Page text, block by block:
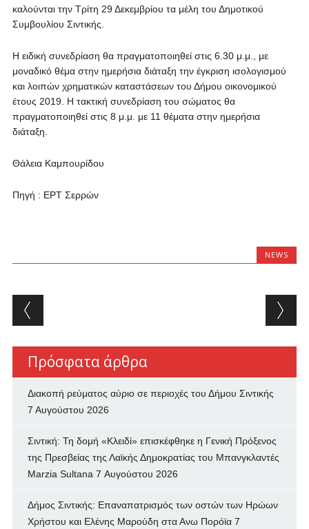
καλούνται την Τρίτη 29 Δεκεμβρίου τα μέλη του Δημοτικού
Συμβουλίου Σιντικής.
Η ειδική συνεδρίαση θα πραγματοποιηθεί στις 6.30 μ.μ., με
μοναδικό θέμα στην ημερήσια διάταξη την έγκριση ισολογισμού
και λοιπών χρηματικών καταστάσεων του Δήμου οικονομικού
έτους 2019. Η τακτική συνεδρίαση του σώματος θα
πραγματοποιηθεί στις 8 μ.μ. με 11 θέματα στην ημερήσια
διάταξη.
Θάλεια Καμπουρίδου
Πηγή : ΕΡΤ Σερρών
NEWS
Post navigation
Πρόσφατα άρθρα
Διακοπή ρεύματος αύριο σε περιοχές του Δήμου Σιντικής
7 Αυγούστου 2026
Σιντική: Τη δομή «Κλειδί» επισκέφθηκε η Γενική Πρόξενος
της Πρεσβείας της Λαϊκής Δημοκρατίας του Μπανγκλαντές
Marzia Sultana 7 Αυγούστου 2026
Δήμος Σιντικής: Επαναπατρισμός των oστών των Ηρώων
Χρήστου και Ελένης Μαρούδη στα Ανω Πορόϊα 7